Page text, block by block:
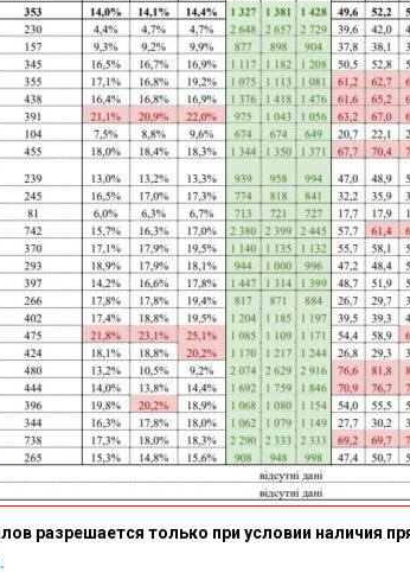
разрешается только при условии наличия